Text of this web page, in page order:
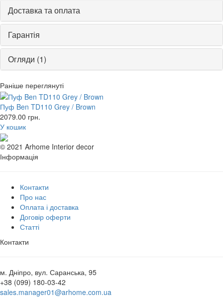
Доставка та оплата
Гарантія
Огляди (1)
Раніше переглянуті
Пуф Ben TD110 Grey / Brown
2079.00 грн.
У кошик
© 2021 Arhome Interior decor
Інформація
Контакти
Про нас
Оплата і доставка
Договір оферти
Статті
Контакти
м. Дніпро, вул. Саранська, 95
+38 (099) 180-03-42
sales.manager01@arhome.com.ua